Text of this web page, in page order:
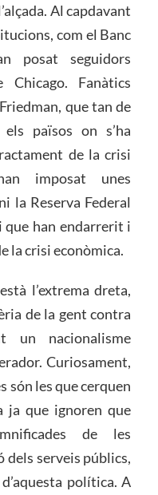
Al capdavant
com el Banc
posat seguidors
Chicago. Fanàtics
que tan de
països on s’ha
de la crisi
imposat unes
la Reserva Federal
que han endarrerit i
la crisi econòmica.
l’extrema dreta,
de la gent contra
un nacionalisme
Curiosament,
són les que cerquen
ja que ignoren que
de les
dels serveis públics,
política. A